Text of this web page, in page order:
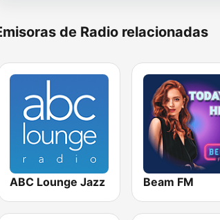
de Radio relacionadas
ABC Lounge Jazz Beam FM